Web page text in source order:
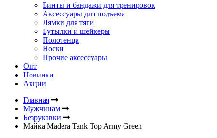
Бинты и бандажи для тренировок
Аксессуары для подъема
Лямки для тяги
Бутылки и шейкеры
Полотенца
Носки
Прочие аксессуары
Опт
Новинки
Акции
Главная
Мужчинам
Безрукавки
Майка Madera Tank Top Army Green